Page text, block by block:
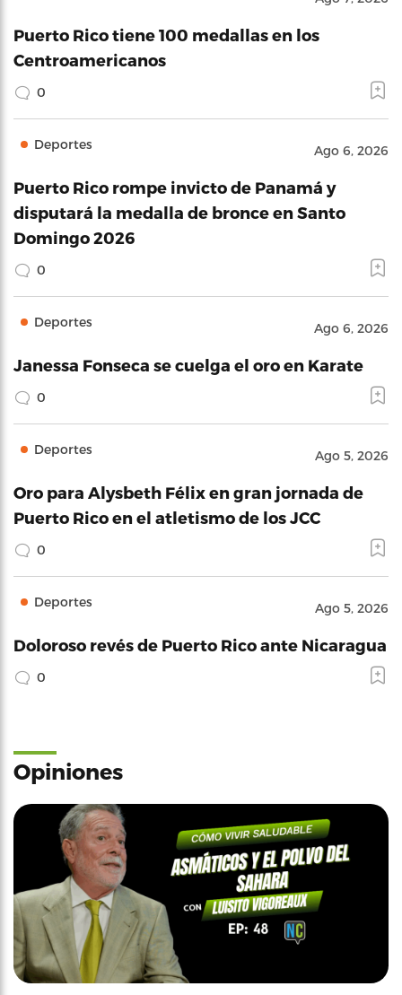
Puerto Rico tiene 100 medallas en los
Centroamericanos
0
Deportes Ago 6, 2026
Puerto Rico rompe invicto de Panamá y
disputará la medalla de bronce en Santo
Domingo 2026
0
Deportes Ago 6, 2026
Janessa Fonseca se cuelga el oro en Karate
0
Deportes Ago 5, 2026
Oro para Alysbeth Félix en gran jornada de
Puerto Rico en el atletismo de los JCC
0
Deportes Ago 5, 2026
Doloroso revés de Puerto Rico ante Nicaragua
0
Opiniones